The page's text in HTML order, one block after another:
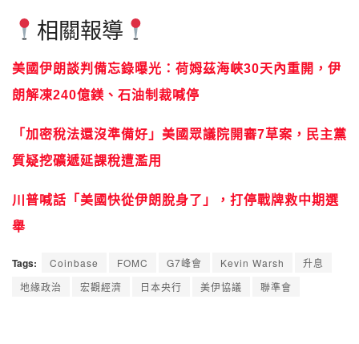
相關報導
美國伊朗談判備忘錄曝光：荷姆茲海峽30天內重開，伊
朗解凍240億鎂、石油制裁喊停
「加密稅法還沒準備好」美國眾議院開審7草案，民主黨
質疑挖礦遞延課稅遭濫用
川普喊話「美國快從伊朗脫身了」，打停戰牌救中期選
舉
Tags: Coinbase FOMC G7峰會 Kevin Warsh
升息
地緣政治
宏觀經濟 日本央行 美伊協議 聯準會